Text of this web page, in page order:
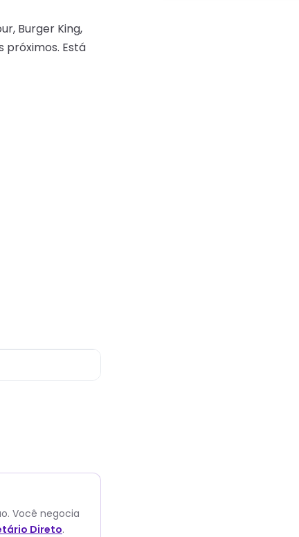
Burger King,
próximos. Está
Você negocia
Direto.